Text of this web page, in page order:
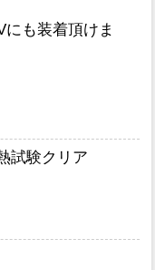
も装着頂けま
試験クリア